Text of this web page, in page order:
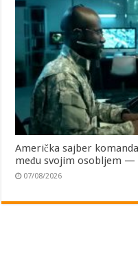
Američka sajber
među svojim osobljem —
07/08/2026